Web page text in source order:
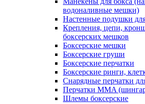
водоналивные мешки)
Настенные подушки
Крепления, цепи,
боксерских мешков
Боксерские мешки
Боксерские груши
Боксерские перчатки
Боксерские ринги,
Снарядные перчатки
Перчатки MMA
Шлемы боксерские